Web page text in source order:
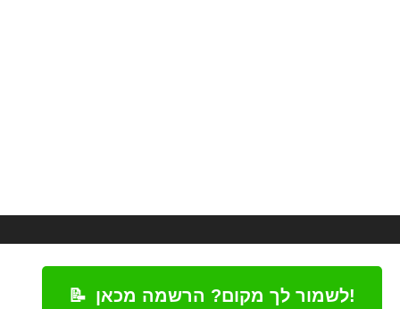
📝 לשמור לך מקום? הרשמה מכאן!